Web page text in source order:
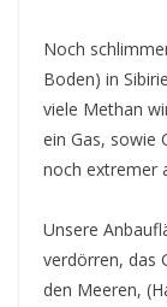
Noch
Boden) in
viele Methan
ein Gas, sowie
noch extremer
Unsere
verdörren, das
den Meeren,